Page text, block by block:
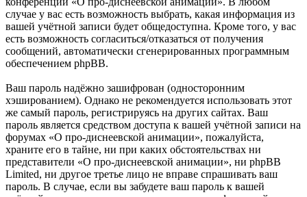
случае у вас есть возможность выбрать, какая информация из
вашей учётной записи будет общедоступна. Кроме того, у вас
есть возможность согласиться/отказаться от получения
сообщений, автоматически сгенерированных программным
обеспечением phpBB.
Ваш пароль надёжно зашифрован (односторонним
хэшированием). Однако не рекомендуется использовать этот
же самый пароль, регистрируясь на других сайтах. Ваш
пароль является средством доступа к вашей учётной записи на
форумах «О про-диснеевской анимации», пожалуйста,
храните его в тайне, ни при каких обстоятельствах ни
представители «О про-диснеевской анимации», ни phpBB
Limited, ни другое третье лицо не вправе спрашивать ваш
пароль. В случае, если вы забудете ваш пароль к вашей